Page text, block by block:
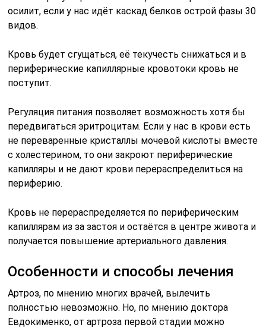
осилит, если у нас идёт каскад белков острой фазы 30
видов.
Кровь будет сгущаться, её текучесть снижаться и в
периферические капиллярные кровотоки кровь не
поступит.
Регуляция питания позволяет возможность хотя бы
передвигаться эритроцитам. Если у нас в крови есть
не переваренные кристаллы мочевой кислоты вместе
с холестерином, то они закроют периферические
капилляры и не дают крови перераспределиться на
периферию.
Кровь не перераспределяется по периферическим
капиллярам из за застоя и остаётся в центре живота и
получается повышение артериального давления.
Особенности и способы лечения
Артроз, по мнению многих врачей, вылечить
полностью невозможно. Но, по мнению доктора
Евдокименко, от артроза первой стадии можно